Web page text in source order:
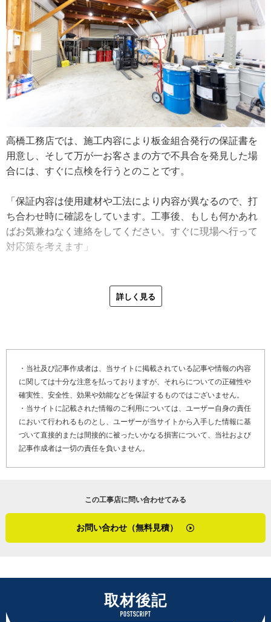
材で、高い塗装技術も必須だそう。豊さんは自社の板金職
人と塗装職人の技術をフル活用して、彼らが共に仕事がで
きる環境を整備していきたいと意欲的です。今後は、ポリ
ウレアの販路を開拓し、実績を積んでいきたいと語ってい
ました。
「新しいことをしていくにはスタッフの増員が必須なの
で、若い人を職人として育てるために福利厚生を充実さ
せ、資格取得費用の補助も行っています。スケジュールを
年間で考えて、勤務時間を夏場は長く冬は短くする形にし
ていきたいと考えているんです」
根上の積雪によるすが漏り（※２）が原因で、葺き替えを
依頼されたそうです。
「築３０年以上の工場の倉庫の屋根だったんですが、すが
漏りの他、軒先部分や下地の鉄骨も雪の重みで下がってい
ました。屋根自体は複雑なものではなかったので、元の屋
根材を剥がして新しいものを張る施工は難しくなくても、
屋根材がとにかく大きくてね。現地の足場にステージとい
う成型機を乗せて、屋根伝いに板金を成型するんです。下
地処理をした後に５０メートルほどの板金を、職人１５人
くらいで動かして作業します。屋根材２０メートルくらい
ならトレーラーで運べるんですが、５０メートルになると
一般道は走れません。そうなるとこのような現地対応が必
要になるんです」
また、北国の屋根はスノーダクトという無落雪構造になっ
ているものが多く、この構造は屋根の上に排水のための溝
様、枯葉やゴミが詰まると排水機能が落ち、屋根上に水が
留まり雨漏りの原因になるのです。
と、暑さや寒さで収縮して切れてしまうことがあります。
この切れが目視ではなかなか見つけにくくて、怪しいとこ
ろをコーキングしても雨漏りが改善しないという状況にな
るんです。そんな時にうちで扱っているポリウレアで吹付
の塗膜防水をすると、全体的に補修できて雨漏り修理にな
ります。スノーダクトを取り換えるとなると屋根全体に手
を入れなければならないので費用が高くなりますが、ポリ
北海道岩見沢市4条東の屋根工事の特性を尋ねました。岩見
沢市は北海道内でも雪深い地域で、多い時の積雪は１シー
ズンで１０メートルにもなります。しかし年により積雪量
「雪はだいたい１１月から積もり始めます。最近は真冬で
も施工するんですよ。１２月いっぱいくらいまでは屋根の
高橋工務店では、施工内容により板金組合発行の保証書を
用意し、そして万が一お客さまの方で不具合を発見した場
合には、すぐに点検を行うとのことです。
「保証内容は使用建材や工法により内容が異なるので、打
ち合わせ時に確認をしています。工事後、もしも何かあれ
ばお気兼ねなく連絡をしてください。すぐに現場へ行って
対応策を考えます」
屋根の劣化でお困りのお客さま、そして屋根リフォームや
屋根修理を検討しているお客さまへメッセージです。
後もポリウレアのような新技術を取り入れながら、地域の
工事店として成長していきたいですね。創立７０周年の記
念事業で、市のモニュメントをポリウレアで補修させてい
ただいたんですよ。彫刻家の方が作ったものだったので本
来なら補修が難しいんですが、すでにお亡くなりになられ
ていたためご家族にご快諾いただき、きれいにコーティン
グをしました。会社としてそういった社会貢献事業を節目
気軽にご相談くださいね」
創業７０年。地域での知名度が高く、お客さまからの信用
長を目指す姿勢に、頼もしさを感じた取材でした。
（２０２４年３月取材）
詳しく見る
・当社及び記事作成者は、当サイトに掲載されている記事や情報の内容
に関しては十分な注意を払っておりますが、それらについての正確性や
確実性、安全性、効果や効能などを保証するものではございません。
・当サイトに記載された情報のご利用については、ユーザー自身の責任
において行われるものとし、ユーザーが当サイトから入手した情報に基
づいて直接的または間接的に被ったいかなる損害について、当社および
記事作成者は一切の責任を負いません。
この工事店に問い合わせてみる
お問い合わせ（無料見積）
取材後記